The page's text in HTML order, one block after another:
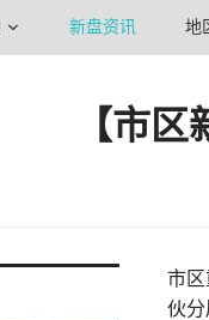
新盘资讯 地
【市
市
伙分